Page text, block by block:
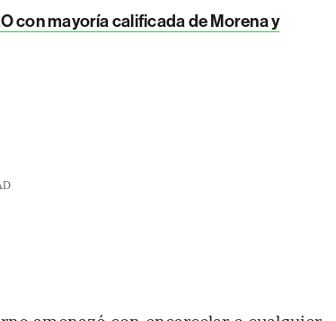
con mayoría calificada de Morena y